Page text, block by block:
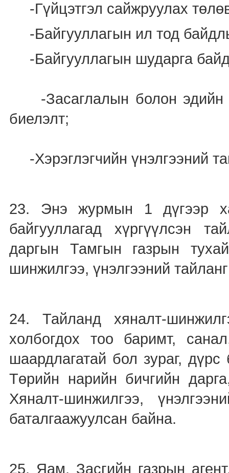
-Гүйцэтгэл сайжруулах
-Байгууллагын ил тод
-Байгууллагын шударга
-Засаглалын болон эдийн
биелэлт;
-Хэрэглэгчийн үнэлгээний
23. Энэ журмын 1 дүгээр
байгууллагад хүргүүлсэн
даргын Тамгын газрын
шинжилгээ, үнэлгээний
24. Тайланд хяналт-
холбогдох тоо баримт,
шаардлагатай бол зураг,
Төрийн нарийн бичгийн
Хяналт-шинжилгээ,
баталгаажуулсан байна.
25. Яам, Засгийн газрын